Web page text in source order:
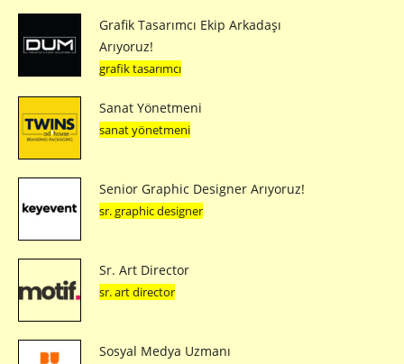
Grafik Tasarımcı Ekip Arkadaşı
Arıyoruz!
grafik tasarımcı
Sanat Yönetmeni
sanat yönetmeni
Senior Graphic Designer Arıyoruz!
sr. graphic designer
Sr. Art Director
sr. art director
Sosyal Medya Uzmanı